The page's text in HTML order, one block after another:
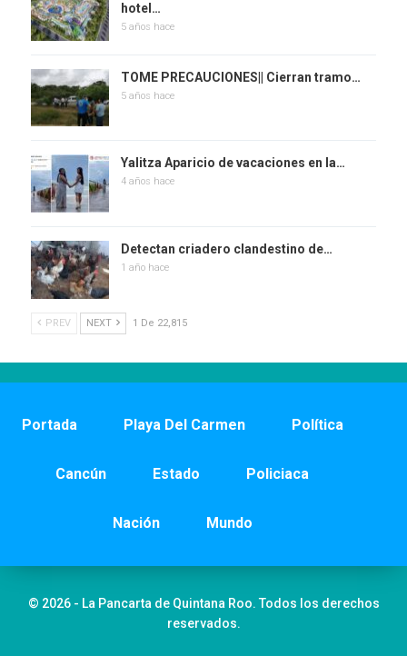
hotel…
5 años hace
TOME PRECAUCIONES|| Cierran tramo…
5 años hace
Yalitza Aparicio de vacaciones en la…
4 años hace
Detectan criadero clandestino de…
1 año hace
PREV NEXT 1 De 22,815
Portada Playa Del Carmen Política
Cancún Estado Policiaca
Nación Mundo
© 2026 - La Pancarta de Quintana Roo. Todos los derechos
reservados.